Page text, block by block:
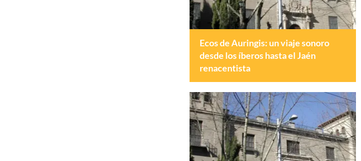
Ecos de Auringis: un viaje sonoro
desde los íberos hasta el Jaén
renacentista